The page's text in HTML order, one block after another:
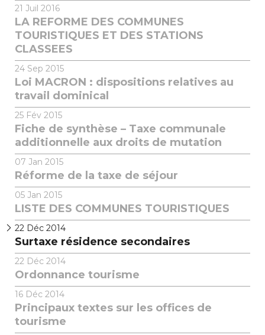
21 Juil 2016
LA REFORME DES COMMUNES
TOURISTIQUES ET DES STATIONS
CLASSEES
24 Sep 2015
Loi MACRON : dispositions relatives au
travail dominical
25 Fév 2015
Fiche de synthèse – Taxe communale
additionnelle aux droits de mutation
07 Jan 2015
Réforme de la taxe de séjour
05 Jan 2015
LISTE DES COMMUNES TOURISTIQUES
22 Déc 2014
Surtaxe résidence secondaires
22 Déc 2014
Ordonnance tourisme
16 Déc 2014
Principaux textes sur les offices de
tourisme